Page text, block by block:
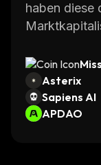
haben diese
Asterix
Sapiens AI
APDAO